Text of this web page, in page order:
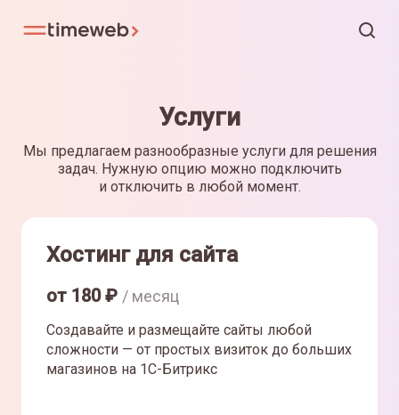
Услуги
Мы предлагаем разнообразные услуги для решения
задач. Нужную опцию можно подключить
и отключить в любой момент.
Хостинг для сайта
от 180₽ / месяц
Создавайте и размещайте сайты любой
сложности — от простых визиток до больших
магазинов на 1С-Битрикс